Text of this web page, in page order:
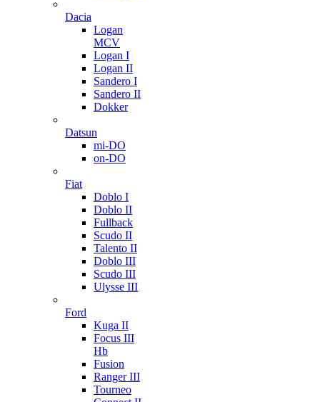
Dacia
Logan
MCV
Logan I
Logan II
Sandero I
Sandero II
Dokker
Datsun
mi-DO
on-DO
Fiat
Doblo I
Doblo II
Fullback
Scudo II
Talento II
Doblo III
Scudo III
Ulysse III
Ford
Kuga II
Focus III
Hb
Fusion
Ranger III
Tourneo